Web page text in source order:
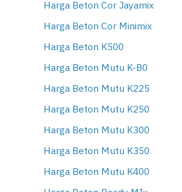
Harga Beton Cor Jayamix
Harga Beton Cor Minimix
Harga Beton K500
Harga Beton Mutu K-B0
Harga Beton Mutu K225
Harga Beton Mutu K250
Harga Beton Mutu K300
Harga Beton Mutu K350
Harga Beton Mutu K400